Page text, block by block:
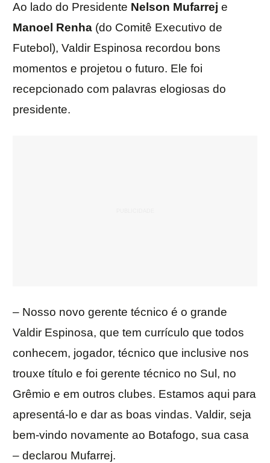
Ao lado do Presidente Nelson Mufarrej e
Manoel Renha (do Comitê Executivo de
Futebol), Valdir Espinosa recordou bons
momentos e projetou o futuro. Ele foi
recepcionado com palavras elogiosas do
presidente.
– Nosso novo gerente técnico é o grande
Valdir Espinosa, que tem currículo que todos
conhecem, jogador, técnico que inclusive nos
trouxe título e foi gerente técnico no Sul, no
Grêmio e em outros clubes. Estamos aqui para
apresentá-lo e dar as boas vindas. Valdir, seja
bem-vindo novamente ao Botafogo, sua casa
– declarou Mufarrej.